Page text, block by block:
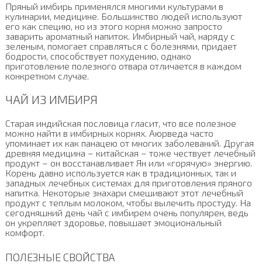
Пряный имбирь применялся многими культурами в
кулинарии, медицине. Большинство людей используют
его как специю, но из этого корня можно запросто
заварить ароматный напиток. Имбирный чай, наряду с
зеленым, помогает справляться с болезнями, придает
бодрости, способствует похудению, однако
приготовление полезного отвара отличается в каждом
конкретном случае.
ЧАЙ ИЗ ИМБИРЯ
Старая индийская пословица гласит, что все полезное
можно найти в имбирных корнях. Аюрведа часто
упоминает их как панацею от многих заболеваний. Другая
древняя медицина – китайская – тоже чествует лечебный
продукт – он восстанавливает Ян или «горячую» энергию.
Корень давно используется как в традиционных, так и
западных лечебных системах для приготовления пряного
напитка. Некоторые знахари смешивают этот лечебный
продукт с теплым молоком, чтобы вылечить простуду. На
сегодняшний день чай с имбирем очень популярен, ведь
он укрепляет здоровье, повышает эмоциональный
комфорт.
ПОЛЕЗНЫЕ СВОЙСТВА